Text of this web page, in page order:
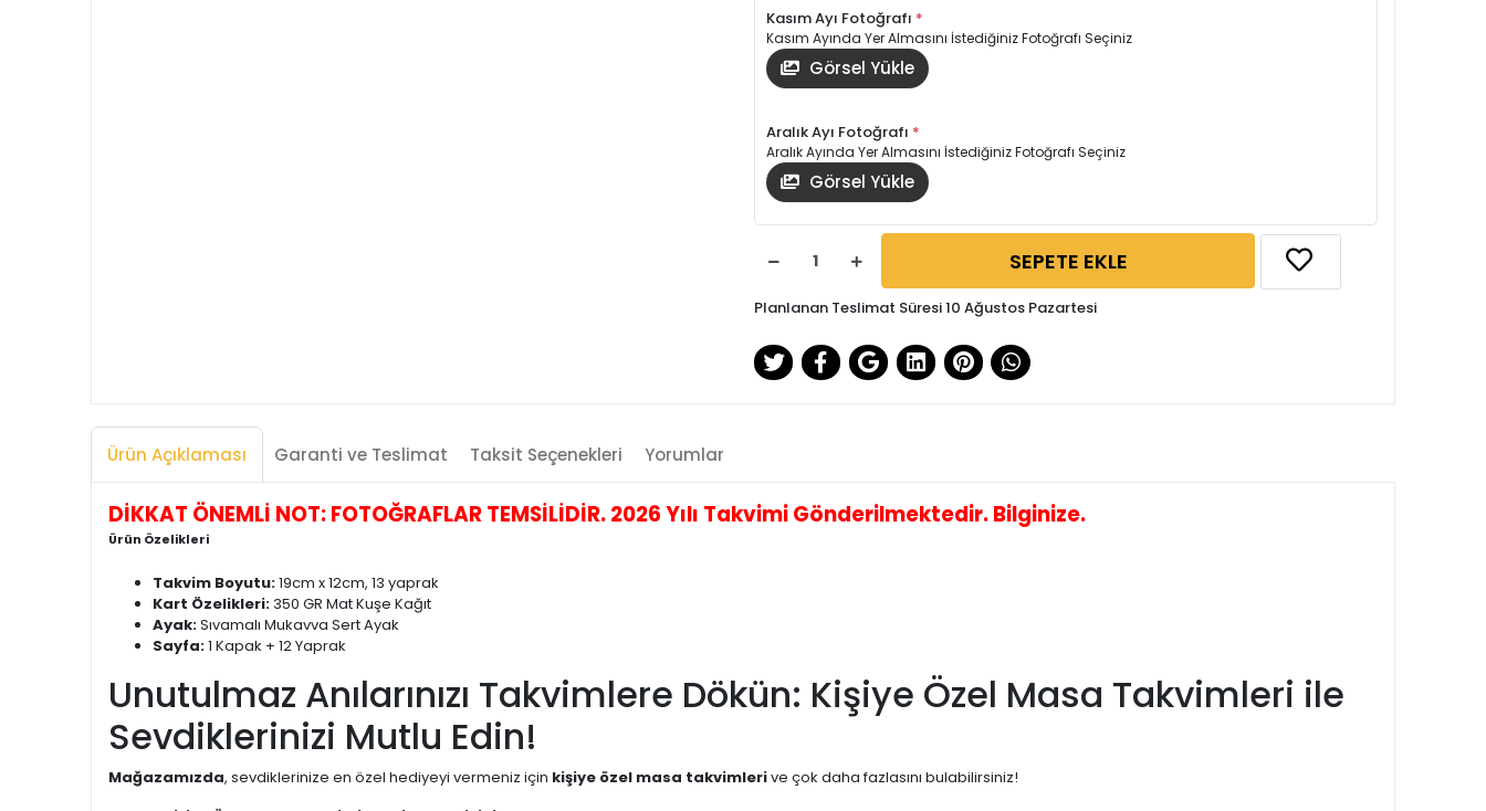
Kasım Ayı Fotoğrafı *
Kasım Ayında Yer Almasını İstediğiniz Fotoğrafı Seçiniz
Görsel Yükle
Aralık Ayı Fotoğrafı *
Aralık Ayında Yer Almasını İstediğiniz Fotoğrafı Seçiniz
Görsel Yükle
SEPETE EKLE
Planlanan Teslimat Süresi 10 Ağustos Pazartesi
Ürün Açıklaması Garanti ve Teslimat Taksit Seçenekleri Yorumlar
DİKKAT ÖNEMLİ NOT: FOTOĞRAFLAR TEMSİLİDİR. 2026 Yılı Takvimi Gönderilmektedir. Bilginize.
Ürün Özelikleri
Takvim Boyutu:19cm x 12cm, 13 yaprak
Kart Özelikleri:350 GR Mat Kuşe Kağıt
Ayak:Sıvamalı Mukavva Sert Ayak
Sayfa:1 Kapak + 12 Yaprak
Unutulmaz Anılarınızı Takvimlere Dökün: Kişiye Özel Masa Takvimleri ile
Sevdiklerinizi Mutlu Edin!
Mağazamızda, sevdiklerinize en özel hediyeyi vermeniz için kişiye özel masa takvimlerive çok daha fazlasını bulabilirsiniz!